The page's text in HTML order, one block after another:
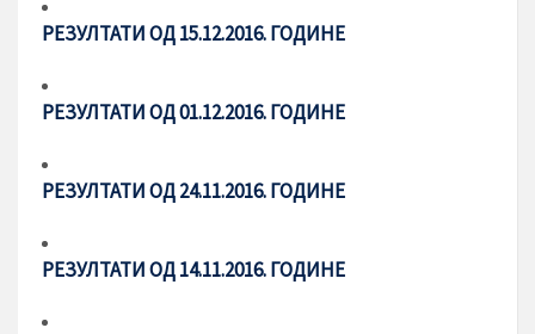
РЕЗУЛТАТИ ОД 15.12.2016. ГОДИНЕ
РЕЗУЛТАТИ ОД 01.12.2016. ГОДИНЕ
РЕЗУЛТАТИ ОД 24.11.2016. ГОДИНЕ
РЕЗУЛТАТИ ОД 14.11.2016. ГОДИНЕ